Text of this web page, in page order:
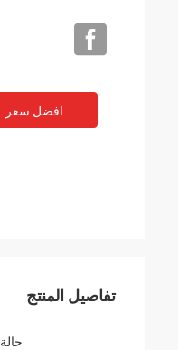
افضل سعر
تفاصيل المنتج
حالة